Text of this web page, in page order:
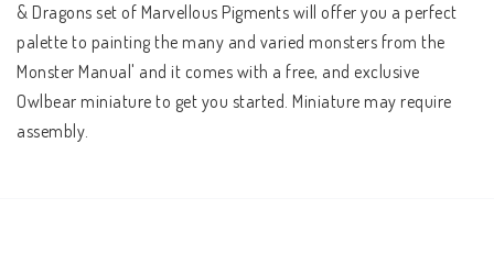
& Dragons set of Marvellous Pigments will offer you a perfect
palette to painting the many and varied monsters from the
Monster Manual' and it comes with a free, and exclusive
Owlbear miniature to get you started. Miniature may require
assembly.